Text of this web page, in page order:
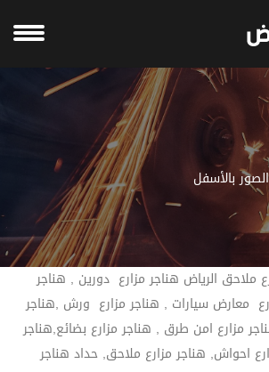
الصور بالأسفل
ملاحق الرياض هناجر مزارع دورين , هناجر
معارض سيارات , هناجر مزارع ورش ,هناجر
مزارع امن طرق , هناجر مزارع بضائع,هناجر
احواش, هناجر مزارع ملاحق, حداد هناجر